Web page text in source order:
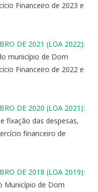
Financeiro de 2023 e
DE 2021 (LOA 2022):
município de Dom
Financeiro de 2022 e
DE 2020 (LOA 2021):
fixação das despesas,
financeiro de
DE 2018 (LOA 2019):
Município de Dom